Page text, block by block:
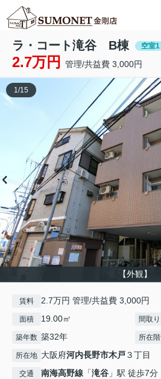
ラ・コート滝谷 B棟 空室1
2.7万円 管理/共益費 3,000円
【外観】
1/15
賃料 2.7万円 管理/共益費 3,000円
面積 19.00㎡ 間取り
築年数 築32年 所在階
所在地 大阪府河内長野市木戸３丁目
交通 南海高野線 「滝谷 」駅 徒歩7分